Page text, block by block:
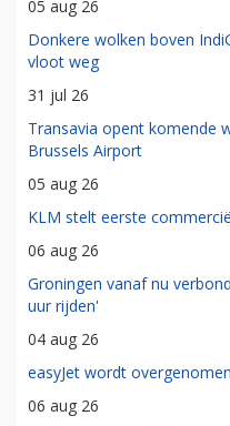
05 aug 26
Donkere wolken boven
vloot weg
31 jul 26
Transavia opent komende
Brussels Airport
05 aug 26
KLM stelt eerste
06 aug 26
Groningen vanaf nu
uur rijden'
04 aug 26
easyJet wordt
06 aug 26